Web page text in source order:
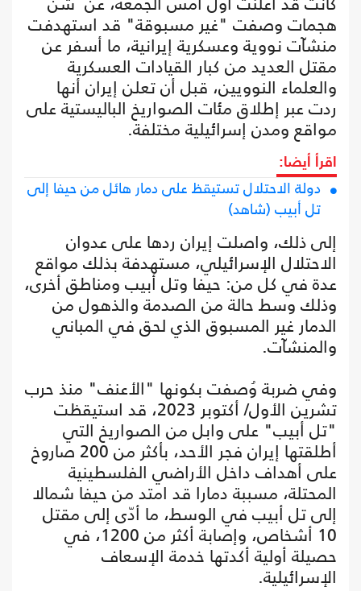
هجمات وصفت "غير مسبوقة" قد استهدفت
منشآت نووية وعسكرية إيرانية، ما أسفر عن
مقتل العديد من كبار القيادات العسكرية
والعلماء النوويين، قبل أن تعلن إيران أنها
ردت عبر إطلاق مئات الصواريخ الباليستية على
مواقع ومدن إسرائيلية مختلفة.
اقرأ أيضا:
دولة الاحتلال تستيقظ على دمار هائل من حيفا إلى
تل أبيب (شاهد)
إلى ذلك، واصلت إيران ردها على عدوان
الاحتلال الإسرائيلي، مستهدفة بذلك مواقع
عدة في كل من: حيفا وتل أبيب ومناطق أخرى،
وذلك وسط حالة من الصدمة والذهول من
الدمار غير المسبوق الذي لحق في المباني
والمنشآت.
وفي ضربة وُصفت بكونها "الأعنف" منذ حرب
تشرين الأول/ أكتوبر 2023، قد استيقظت
"تل أبيب" على وابل من الصواريخ التي
أطلقتها إيران فجر الأحد، بأكثر من 200 صاروخ
على أهداف داخل الأراضي الفلسطينية
المحتلة، مسببة دمارا قد امتد من حيفا شمالا
إلى تل أبيب في الوسط، ما أدّى إلى مقتل
10 أشخاص، وإصابة أكثر من 1200، في
حصيلة أولية أكدتها خدمة الإسعاف
الإسرائيلية.